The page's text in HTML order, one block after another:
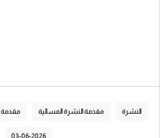
النشرة مقدمة النشرة المسائية مقدمة
03-06-2026